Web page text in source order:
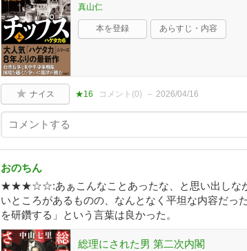
真山仁
本を登録 あらすじ・内容
ナイス ★16 コメント(0) 2026/04/16
おのちん
★★★☆☆:あぁこんなことあったな、と思い出しな
いところがあるものの、なんとなく平坦な内容だっ
を研鑽する」という言葉は良かった。
総理にされた男 第二次内閣